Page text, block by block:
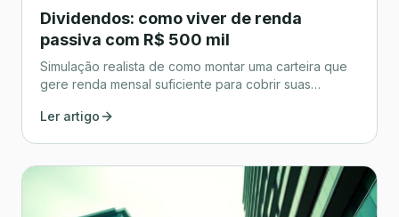
Dividendos: como viver de renda
passiva com R$ 500 mil
Simulação realista de como montar uma carteira que
gere renda mensal suficiente para cobrir suas
Ler artigo